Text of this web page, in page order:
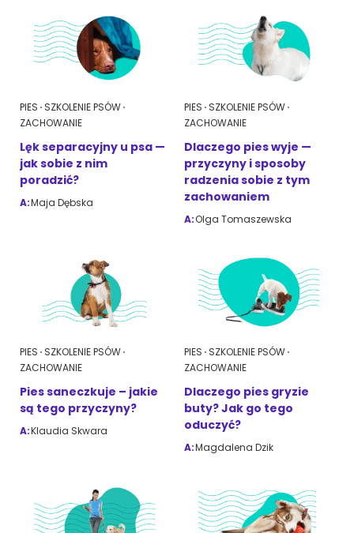
PIES SZKOLENIE PSÓW
ZACHOWANIE
Lęk separacyjny u psa —
jak sobie z nim
poradzić?
A:Maja Dębska
PIES SZKOLENIE PSÓW
ZACHOWANIE
Dlaczego pies wyje —
przyczyny i sposoby
radzenia sobie z tym
zachowaniem
A:Olga Tomaszewska
PIES SZKOLENIE PSÓW
ZACHOWANIE
Pies saneczkuje – jakie
są tego przyczyny?
A:Klaudia Skwara
PIES SZKOLENIE PSÓW
ZACHOWANIE
Dlaczego pies gryzie
buty? Jak go tego
oduczyć?
A:Magdalena Dzik